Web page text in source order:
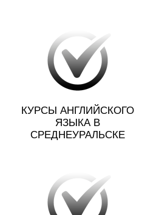
КУРСЫ АНГЛИЙСКОГО
ЯЗЫКА В
СРЕДНЕУРАЛЬСКЕ